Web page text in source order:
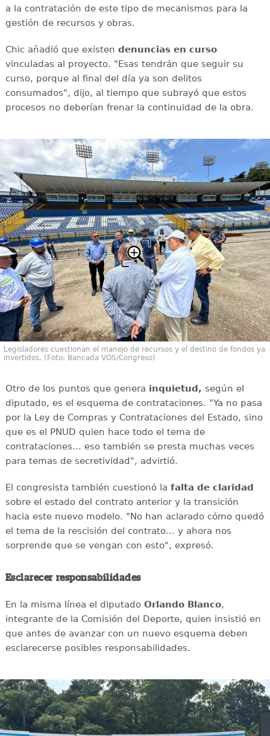
a la contratación de este tipo de mecanismos para la
gestión de recursos y obras.
Chic añadió que existen denuncias en curso
vinculadas al proyecto. "Esas tendrán que seguir su
curso, porque al final del día ya son delitos
consumados", dijo, al tiempo que subrayó que estos
procesos no deberían frenar la continuidad de la obra.
Legisladores cuestionan el manejo de recursos y el destino de fondos ya
invertidos. (Foto: Bancada VOS/Congreso)
Otro de los puntos que genera inquietud, según el
diputado, es el esquema de contrataciones. "Ya no pasa
por la Ley de Compras y Contrataciones del Estado, sino
que es el PNUD quien hace todo el tema de
contrataciones... eso también se presta muchas veces
para temas de secretividad", advirtió.
El congresista también cuestionó la falta de claridad
sobre el estado del contrato anterior y la transición
hacia este nuevo modelo. "No han aclarado cómo quedó
el tema de la rescisión del contrato... y ahora nos
sorprende que se vengan con esto", expresó.
Esclarecer responsabilidades
En la misma línea el diputado Orlando Blanco,
integrante de la Comisión del Deporte, quien insistió en
que antes de avanzar con un nuevo esquema deben
esclarecerse posibles responsabilidades.